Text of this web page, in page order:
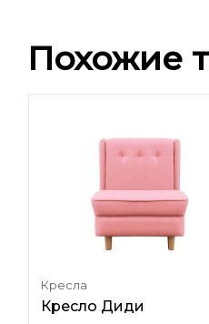
Похожие
Кресла
Кресло Диди